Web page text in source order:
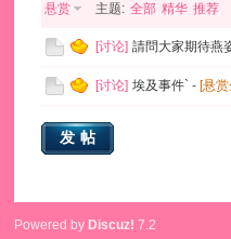
悬赏 主题: 全部 精华 推荐
[讨论] 請問大家期待燕
[讨论] 埃及事件` - [悬
发帖
Powered by Discuz! 7.2